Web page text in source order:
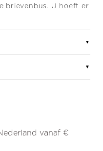
brievenbus. U hoeft er
▼
▼
vanaf €